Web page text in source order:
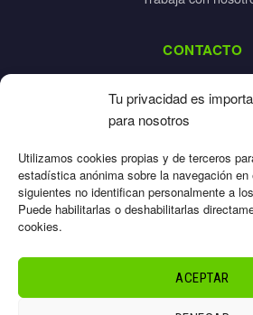
Tu privacidad es
para nosotros
Utilizamos cookies propias y de terceros
estadística anónima sobre la navegación
siguientes no identifican personalmente a
Puede habilitarlas o deshabilitarlas
cookies.
ACEPTAR
CONTACTO
925 532 213
Cookies
Términos